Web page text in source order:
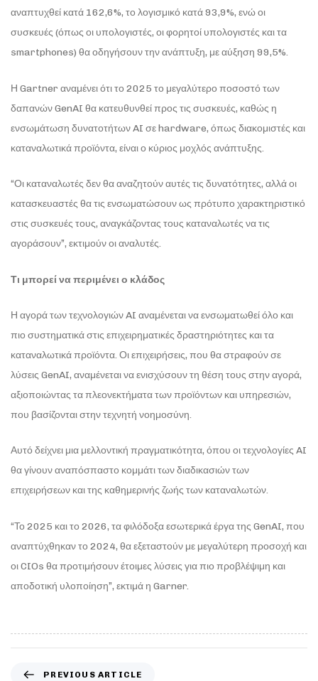
αναπτυχθεί κατά 162,6%, το λογισμικό κατά 93,9%, ενώ οι
συσκευές (όπως οι υπολογιστές, οι φορητοί υπολογιστές και τα
smartphones) θα οδηγήσουν την ανάπτυξη, με αύξηση 99,5%.
Η Gartner αναμένει ότι το 2025 το μεγαλύτερο ποσοστό των
δαπανών GenAI θα κατευθυνθεί προς τις συσκευές, καθώς η
ενσωμάτωση δυνατοτήτων AI σε hardware, όπως διακομιστές και
καταναλωτικά προϊόντα, είναι ο κύριος μοχλός ανάπτυξης.
“Οι καταναλωτές δεν θα αναζητούν αυτές τις δυνατότητες, αλλά οι
κατασκευαστές θα τις ενσωματώσουν ως πρότυπο χαρακτηριστικό
στις συσκευές τους, αναγκάζοντας τους καταναλωτές να τις
αγοράσουν”, εκτιμούν οι αναλυτές.
Τι μπορεί να περιμένει ο κλάδος
Η αγορά των τεχνολογιών AI αναμένεται να ενσωματωθεί όλο και
πιο συστηματικά στις επιχειρηματικές δραστηριότητες και τα
καταναλωτικά προϊόντα. Οι επιχειρήσεις, που θα στραφούν σε
λύσεις GenAI, αναμένεται να ενισχύσουν τη θέση τους στην αγορά,
αξιοποιώντας τα πλεονεκτήματα των προϊόντων και υπηρεσιών,
που βασίζονται στην τεχνητή νοημοσύνη.
Αυτό δείχνει μια μελλοντική πραγματικότητα, όπου οι τεχνολογίες AI
θα γίνουν αναπόσπαστο κομμάτι των διαδικασιών των
επιχειρήσεων και της καθημερινής ζωής των καταναλωτών.
“Το 2025 και το 2026, τα φιλόδοξα εσωτερικά έργα της GenAI, που
αναπτύχθηκαν το 2024, θα εξεταστούν με μεγαλύτερη προσοχή και
οι CIOs θα προτιμήσουν έτοιμες λύσεις για πιο προβλέψιμη και
αποδοτική υλοποίηση”, εκτιμά η Garner.
PREVIOUS ARTICLE